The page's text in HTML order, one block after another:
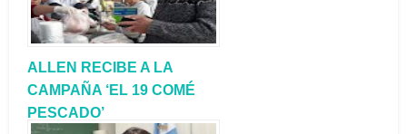
ALLEN RECIBE A LA
CAMPAÑA ‘EL 19 COMÉ
PESCADO’